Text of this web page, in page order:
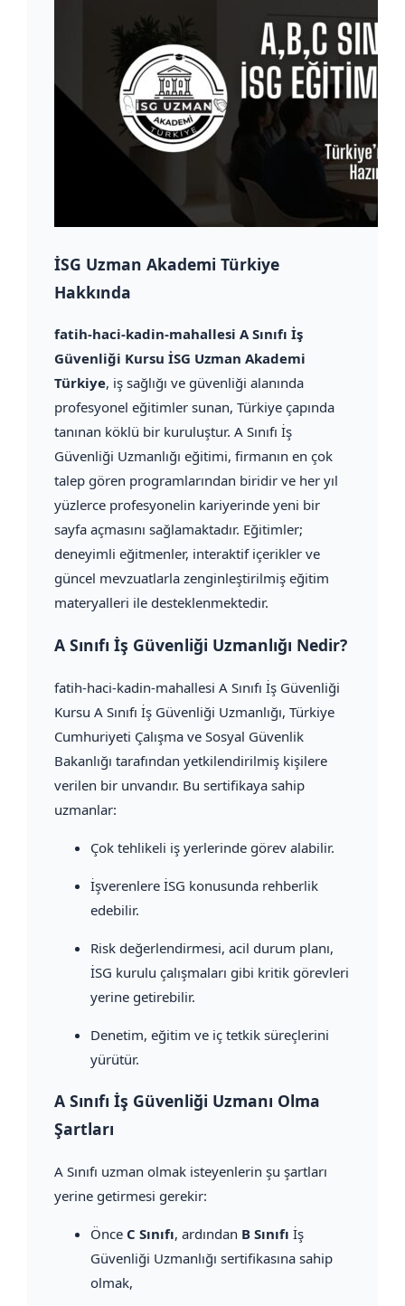
İSG Uzman Akademi Türkiye
Hakkında
fatih-haci-kadin-mahallesi A Sınıfı İş
Güvenliği Kursu İSG Uzman Akademi
Türkiye, iş sağlığı ve güvenliği alanında
profesyonel eğitimler sunan, Türkiye çapında
tanınan köklü bir kuruluştur. A Sınıfı İş
Güvenliği Uzmanlığı eğitimi, firmanın en çok
talep gören programlarından biridir ve her yıl
yüzlerce profesyonelin kariyerinde yeni bir
sayfa açmasını sağlamaktadır. Eğitimler;
deneyimli eğitmenler, interaktif içerikler ve
güncel mevzuatlarla zenginleştirilmiş eğitim
materyalleri ile desteklenmektedir.
A Sınıfı İş Güvenliği Uzmanlığı Nedir?
fatih-haci-kadin-mahallesi A Sınıfı İş Güvenliği
Kursu A Sınıfı İş Güvenliği Uzmanlığı, Türkiye
Cumhuriyeti Çalışma ve Sosyal Güvenlik
Bakanlığı tarafından yetkilendirilmiş kişilere
verilen bir unvandır. Bu sertifikaya sahip
uzmanlar:
Çok tehlikeli iş yerlerinde görev alabilir.
İşverenlere İSG konusunda rehberlik
edebilir.
Risk değerlendirmesi, acil durum planı,
İSG kurulu çalışmaları gibi kritik görevleri
yerine getirebilir.
Denetim, eğitim ve iç tetkik süreçlerini
yürütür.
A Sınıfı İş Güvenliği Uzmanı Olma
Şartları
A Sınıfı uzman olmak isteyenlerin şu şartları
yerine getirmesi gerekir:
Önce C Sınıfı, ardından B Sınıfı İş
Güvenliği Uzmanlığı sertifikasına sahip
olmak,